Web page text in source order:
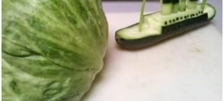
Ac/Dc: Lightning Logo (Braccia...